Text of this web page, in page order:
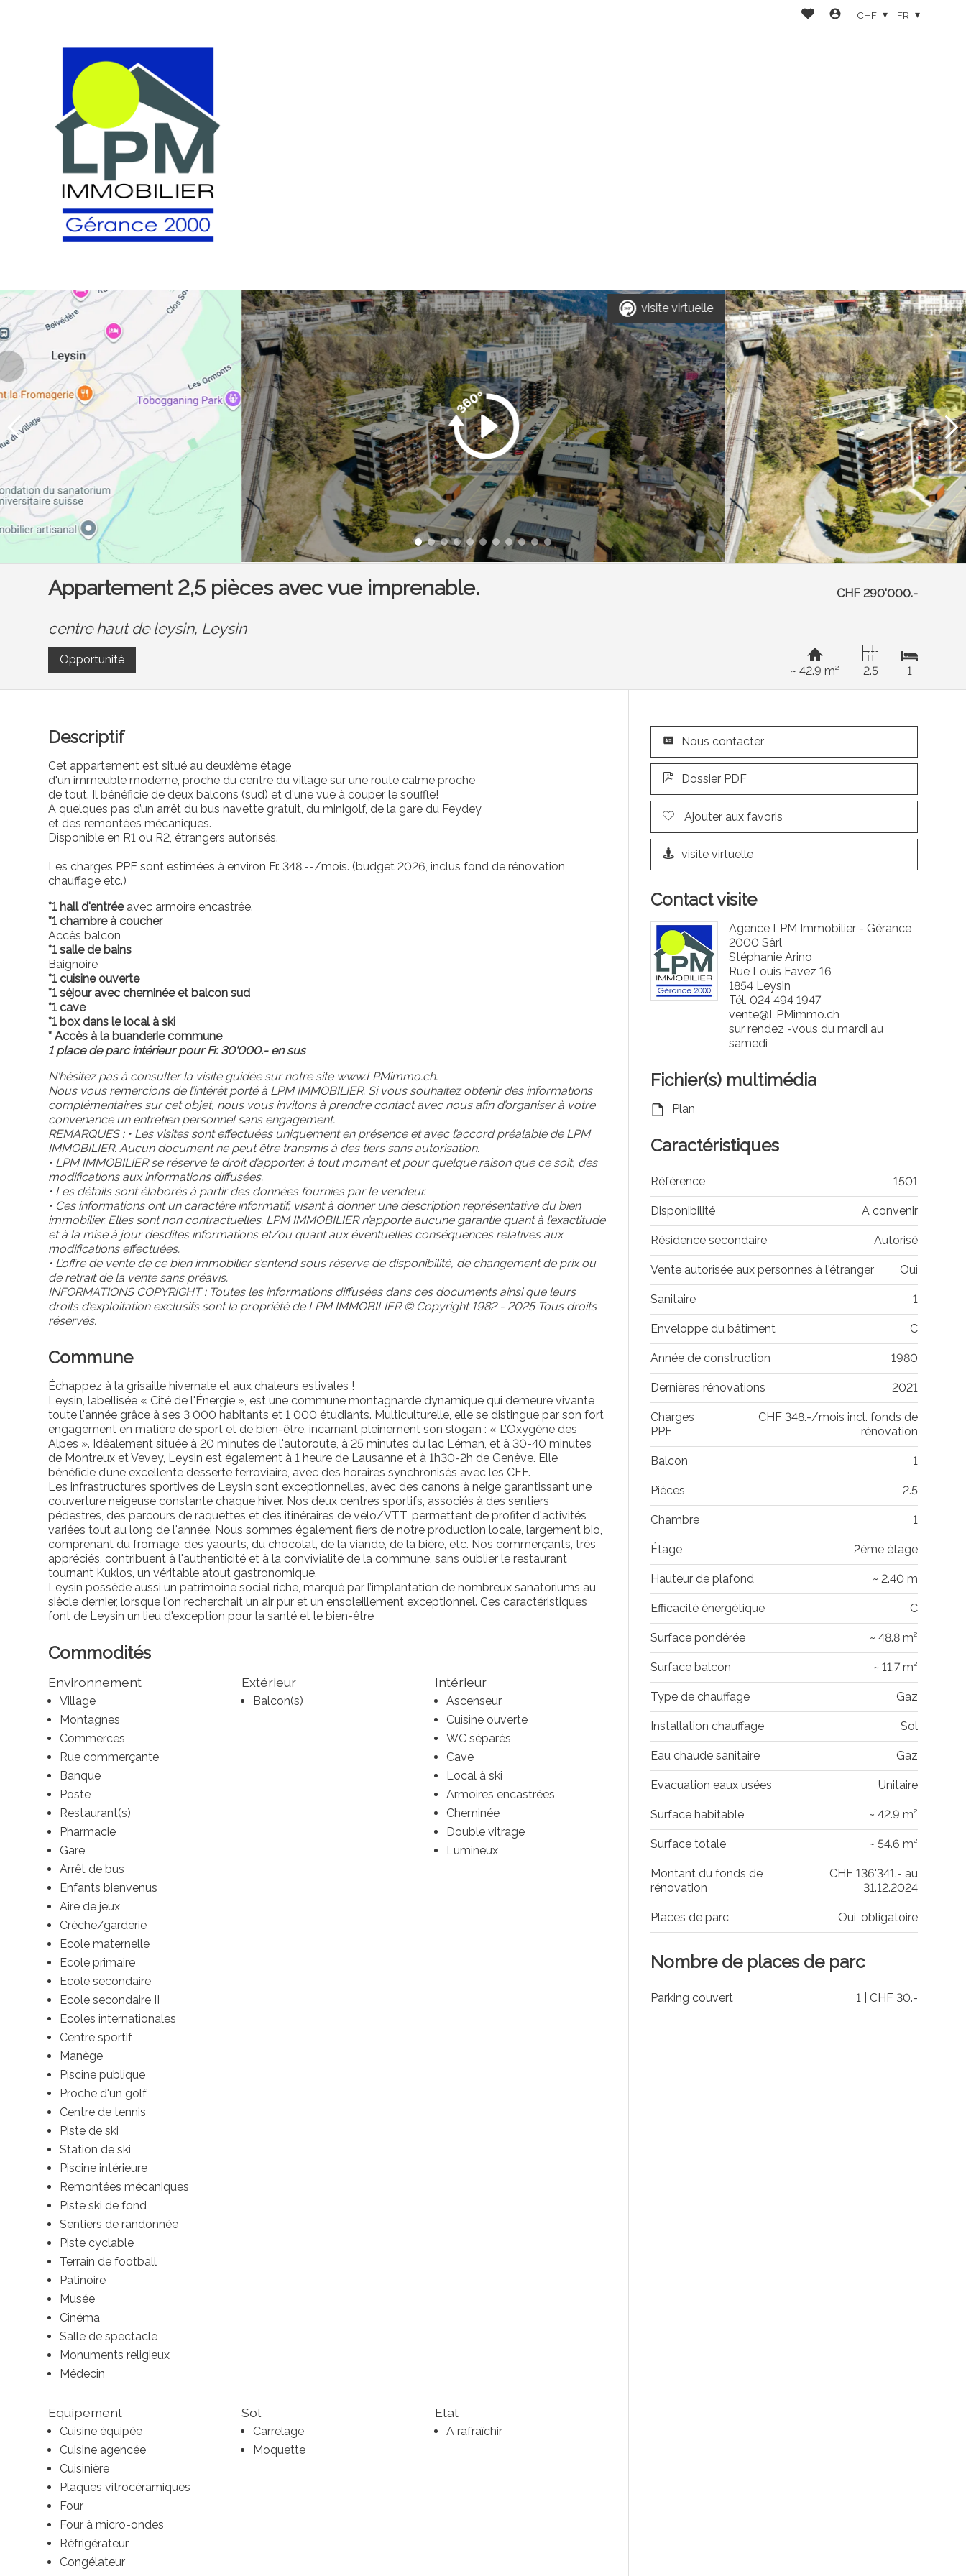
CHF FR
visite virtuelle
Appartement 2,5 pièces avec vue imprenable. CHF 290'000.-
centre haut de leysin, Leysin
Opportunité
~ 42.9 m²
2.5 1
Descriptif
Cet appartement est situé au deuxième étage
d'un immeuble moderne, proche du centre du village sur une route calme proche
de tout. Il bénéficie de deux balcons (sud) et d'une vue à couper le souffle!
A quelques pas d’un arrêt du bus navette gratuit, du minigolf, de la gare du Feydey
et des remontées mécaniques.
Disponible en R1 ou R2, étrangers autorisés.
Les charges PPE sont estimées à environ Fr. 348.--/mois. (budget 2026, inclus fond de rénovation,
chauffage etc.)
*1 hall d'entrée avec armoire encastrée.
*1 chambre à coucher
Accès balcon
*1 salle de bains
Baignoire
*1 cuisine ouverte
*1 séjour avec cheminée et balcon sud
*1 cave
*1 box dans le local à ski
* Accès à la buanderie commune
1 place de parc intérieur pour Fr. 30'000.- en sus
N'hésitez pas à consulter la visite guidée sur notre site www.LPMimmo.ch.
Nous vous remercions de l’intérêt porté à LPM IMMOBILIER. Si vous souhaitez obtenir des informations
complémentaires sur cet objet, nous vous invitons à prendre contact avec nous afin d’organiser à votre
convenance un entretien personnel sans engagement.
REMARQUES : • Les visites sont effectuées uniquement en présence et avec l’accord préalable de LPM
IMMOBILIER. Aucun document ne peut être transmis à des tiers sans autorisation.
• LPM IMMOBILIER se réserve le droit d’apporter, à tout moment et pour quelque raison que ce soit, des
modifications aux informations diffusées.
• Les détails sont élaborés à partir des données fournies par le vendeur.
• Ces informations ont un caractère informatif, visant à donner une description représentative du bien
immobilier. Elles sont non contractuelles. LPM IMMOBILIER n’apporte aucune garantie quant à l’exactitude
et à la mise à jour desdites informations et/ou quant aux éventuelles conséquences relatives aux
modifications effectuées.
• L’offre de vente de ce bien immobilier s’entend sous réserve de disponibilité, de changement de prix ou
de retrait de la vente sans préavis.
INFORMATIONS COPYRIGHT : Toutes les informations diffusées dans ces documents ainsi que leurs
droits d’exploitation exclusifs sont la propriété de LPM IMMOBILIER © Copyright 1982 - 2025 Tous droits
réservés.
Commune
Échappez à la grisaille hivernale et aux chaleurs estivales !
Leysin, labellisée « Cité de l'Énergie », est une commune montagnarde dynamique qui demeure vivante
toute l'année grâce à ses 3 000 habitants et 1 000 étudiants. Multiculturelle, elle se distingue par son fort
engagement en matière de sport et de bien-être, incarnant pleinement son slogan : « L’Oxygène des
Alpes ». Idéalement située à 20 minutes de l'autoroute, à 25 minutes du lac Léman, et à 30-40 minutes
de Montreux et Vevey, Leysin est également à 1 heure de Lausanne et à 1h30-2h de Genève. Elle
bénéficie d’une excellente desserte ferroviaire, avec des horaires synchronisés avec les CFF.
Les infrastructures sportives de Leysin sont exceptionnelles, avec des canons à neige garantissant une
couverture neigeuse constante chaque hiver. Nos deux centres sportifs, associés à des sentiers
pédestres, des parcours de raquettes et des itinéraires de vélo/VTT, permettent de profiter d'activités
variées tout au long de l'année. Nous sommes également fiers de notre production locale, largement bio,
comprenant du fromage, des yaourts, du chocolat, de la viande, de la bière, etc. Nos commerçants, très
appréciés, contribuent à l'authenticité et à la convivialité de la commune, sans oublier le restaurant
tournant Kuklos, un véritable atout gastronomique.
Leysin possède aussi un patrimoine social riche, marqué par l’implantation de nombreux sanatoriums au
siècle dernier, lorsque l'on recherchait un air pur et un ensoleillement exceptionnel. Ces caractéristiques
font de Leysin un lieu d'exception pour la santé et le bien-être
Commodités
Environnement
Village
Montagnes
Commerces
Rue commerçante
Banque
Poste
Restaurant(s)
Pharmacie
Gare
Arrêt de bus
Enfants bienvenus
Aire de jeux
Crèche/garderie
Ecole maternelle
Ecole primaire
Ecole secondaire
Ecole secondaire II
Ecoles internationales
Centre sportif
Manège
Piscine publique
Proche d'un golf
Centre de tennis
Piste de ski
Station de ski
Piscine intérieure
Remontées mécaniques
Piste ski de fond
Sentiers de randonnée
Piste cyclable
Terrain de football
Patinoire
Musée
Cinéma
Salle de spectacle
Monuments religieux
Médecin
Extérieur
Balcon(s)
Intérieur
Ascenseur
Cuisine ouverte
WC séparés
Cave
Local à ski
Armoires encastrées
Cheminée
Double vitrage
Lumineux
Equipement
Cuisine équipée
Cuisine agencée
Cuisinière
Plaques vitrocéramiques
Four
Four à micro-ondes
Réfrigérateur
Congélateur
Sol
Carrelage
Moquette
Etat
A rafraîchir
Nous contacter
Dossier PDF
Ajouter aux favoris
visite virtuelle
Contact visite
Agence LPM Immobilier - Gérance
2000 Sàrl
Stéphanie Arino
Rue Louis Favez 16
1854 Leysin
Tél. 024 494 1947
vente@LPMimmo.ch
sur rendez -vous du mardi au
samedi
Fichier(s) multimédia
Plan
Caractéristiques
Référence 1501
Disponibilité A convenir
Résidence secondaire Autorisé
Vente autorisée aux personnes à l'étranger Oui
Sanitaire 1
Enveloppe du bâtiment C
Année de construction 1980
Dernières rénovations 2021
Charges
PPE
CHF 348.-/mois incl. fonds de
rénovation
Balcon 1
Pièces 2.5
Chambre 1
Étage 2ème étage
Hauteur de plafond ~ 2.40 m
Efficacité énergétique C
Surface pondérée ~ 48.8 m²
Surface balcon ~ 11.7 m²
Type de chauffage Gaz
Installation chauffage Sol
Eau chaude sanitaire Gaz
Evacuation eaux usées Unitaire
Surface habitable ~ 42.9 m²
Surface totale ~ 54.6 m²
Montant du fonds de
rénovation
CHF 136'341.- au
31.12.2024
Places de parc Oui, obligatoire
Nombre de places de parc
Parking couvert 1 | CHF 30.-